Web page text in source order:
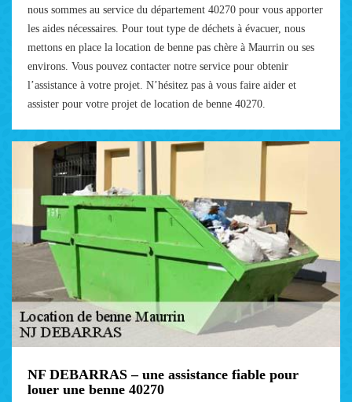
nous sommes au service du département 40270 pour vous apporter
les aides nécessaires. Pour tout type de déchets à évacuer, nous
mettons en place la location de benne pas chère à Maurrin ou ses
environs. Vous pouvez contacter notre service pour obtenir
l’assistance à votre projet. N’hésitez pas à vous faire aider et
assister pour votre projet de location de benne 40270.
NF DEBARRAS – une assistance fiable pour
louer une benne 40270